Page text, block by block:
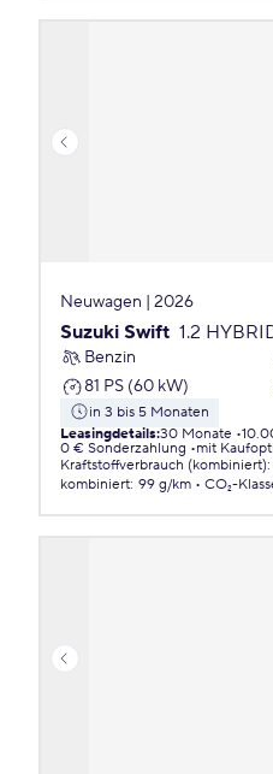
Neuwagen | 2026
Suzuki Swift 1.2
Benzin
81 PS (60 kW)
in 3 bis 5 Monaten
Leasingdetails:30 Monate
0 € Sonderzahlung
mit
Kraftstoffverbrauch (kombiniert):
kombiniert: 99 g/km CO₂-